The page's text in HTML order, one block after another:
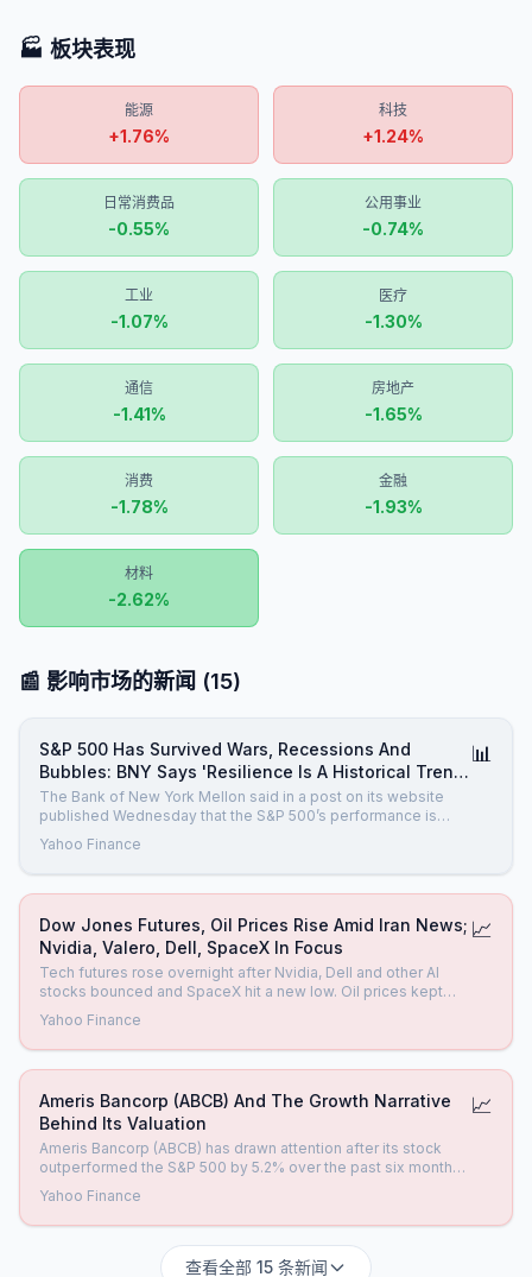
🏭 板块表现
能源
+1.76%
科技
+1.24%
日常消费品
-0.55%
公用事业
-0.74%
工业
-1.07%
医疗
-1.30%
通信
-1.41%
房地产
-1.65%
消费
-1.78%
金融
-1.93%
材料
-2.62%
📰 影响市场的新闻 (15)
S&P 500 Has Survived Wars, Recessions And
Bubbles: BNY Says 'Resilience Is A Historical Trend'
Amid Iran Jitters
The Bank of New York Mellon said in a post on its website
published Wednesday that the S&P 500’s performance is
defined by resilience rather than continuous gains.
Yahoo Finance
📊
Dow Jones Futures, Oil Prices Rise Amid Iran News;
Nvidia, Valero, Dell, SpaceX In Focus
Tech futures rose overnight after Nvidia, Dell and other AI
stocks bounced and SpaceX hit a new low. Oil prices kept
rising on Iran news.
Yahoo Finance
📈
Ameris Bancorp (ABCB) And The Growth Narrative
Behind Its Valuation
Ameris Bancorp (ABCB) has drawn attention after its stock
outperformed the S&P 500 by 5.2% over the past six months,
placing its recent gains alongside softer net interest income
and only modest EPS progress. See our latest analysis for
Ameris Bancorp. Across longer horizons Ameris Bancorp’s
Yahoo Finance
📈
查看全部 15 条新闻